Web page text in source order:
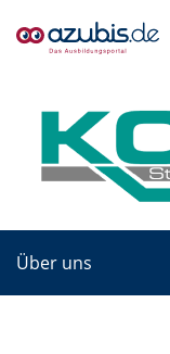
Über uns